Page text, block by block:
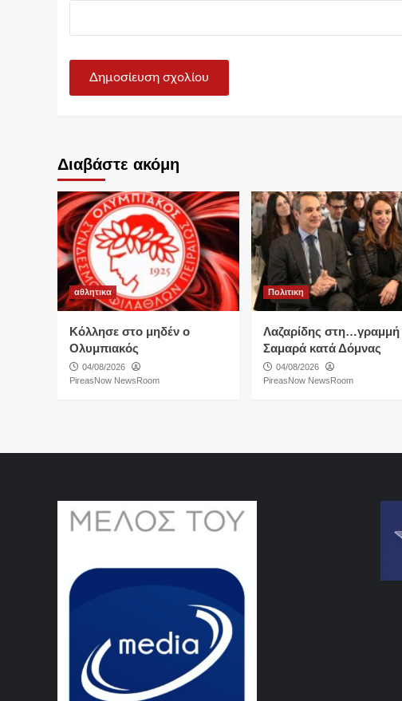
Διαβάστε ακόμη
αθλητικα
Κόλλησε στο μηδέν ο
Ολυμπιακός
04/08/2026
PireasNow NewsRoom
Πολιτικη
Λαζαρίδης στη…γραμμή
Σαμαρά κατά Δόμνας
04/08/2026
PireasNow NewsRoom